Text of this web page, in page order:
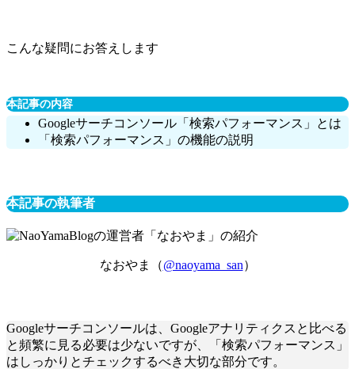
こんな疑問にお答えします
本記事の内容
Googleサーチコンソール「検索パフォーマンス」とは
「検索パフォーマンス」の機能の説明
本記事の執筆者
なおやま（@naoyama_san）
Googleサーチコンソールは、Googleアナリティクスと比べる
と頻繁に見る必要は少ないですが、「検索パフォーマンス」
はしっかりとチェックするべき大切な部分です。